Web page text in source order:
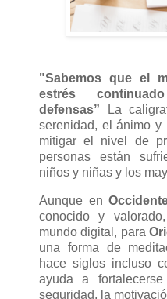
"Sabemos que el
estrés
defensas”
La
serenidad, el ánimo y
mitigar el nivel de
personas están
niños y niñas y los
Aunque en
conocido y
mundo digital, para
una forma de
hace siglos incluso
ayuda a
seguridad, la